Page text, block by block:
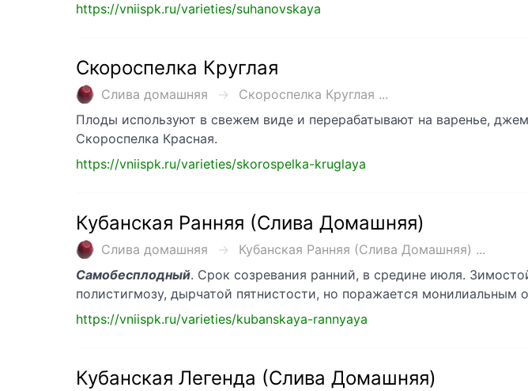
https://vniispk.ru/varieties/suhanovskaya
Скороспелка Круглая
Слива домашняя
Скороспелка Круглая ...
Плоды используют в свежем виде и перерабатывают на варенье,
Скороспелка Красная.
https://vniispk.ru/varieties/skorospelka-kruglaya
Кубанская Ранняя (Слива Домашняя)
Слива домашняя
Кубанская Ранняя (Слива Домашняя) ...
Самобесплодный. Срок созревания ранний, в средине июля.
полистигмозу, дырчатой пятнистости, но поражается монилиальным
https://vniispk.ru/varieties/kubanskaya-rannyaya
Кубанская Легенда (Слива Домашняя)